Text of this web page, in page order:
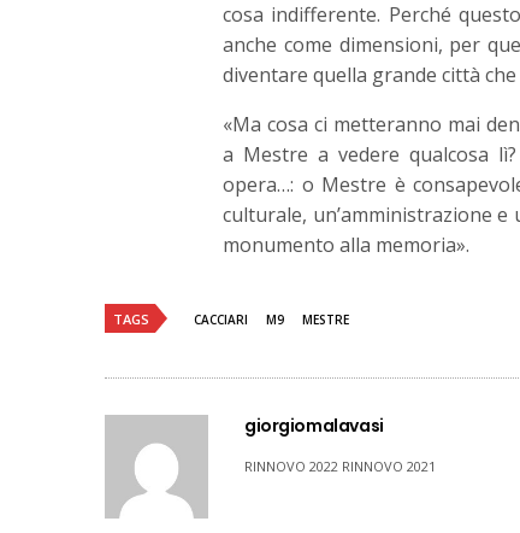
cosa indifferente. Perché
anche come dimensioni, per
diventare quella grande città
«Ma cosa ci metteranno mai
a Mestre a vedere qualcosa
opera…: o Mestre è
culturale, un’amministrazione
monumento alla memoria».
TAGS CACCIARI M9 MESTRE
giorgiomalavasi
RINNOVO 2022 RINNOVO 2021